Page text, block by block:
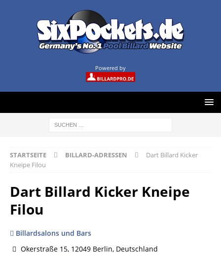
Powered by
STARTSEITE BILLARD-ADRESSEN
Dart Billard Kicker
Kneipe Filou
Dart Billard Kicker Kneipe
Filou
Billardsalons und Bars
Okerstraße 15, 12049 Berlin, Deutschland